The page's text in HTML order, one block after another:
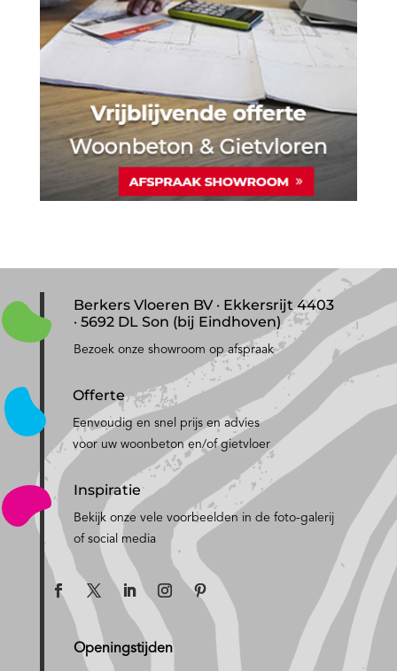
Berkers Vloeren BV · Ekkersrijt 4403
· 5692 DL Son (bij Eindhoven)
Bezoek onze showroom op afspraak
Offerte
Eenvoudig en snel prijs en advies
voor uw woonbeton en/of gietvloer
Inspiratie
Bekijk onze vele voorbeelden in de foto-galerij
of social media
Openingstijden